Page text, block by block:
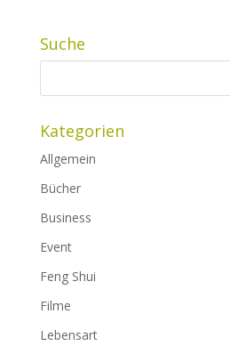
Suche
Kategorien
Allgemein
Bücher
Business
Event
Feng Shui
Filme
Lebensart